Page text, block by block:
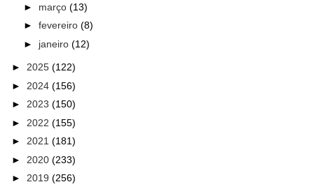
► março (13)
► fevereiro (8)
► janeiro (12)
► 2025 (122)
► 2024 (156)
► 2023 (150)
► 2022 (155)
► 2021 (181)
► 2020 (233)
► 2019 (256)